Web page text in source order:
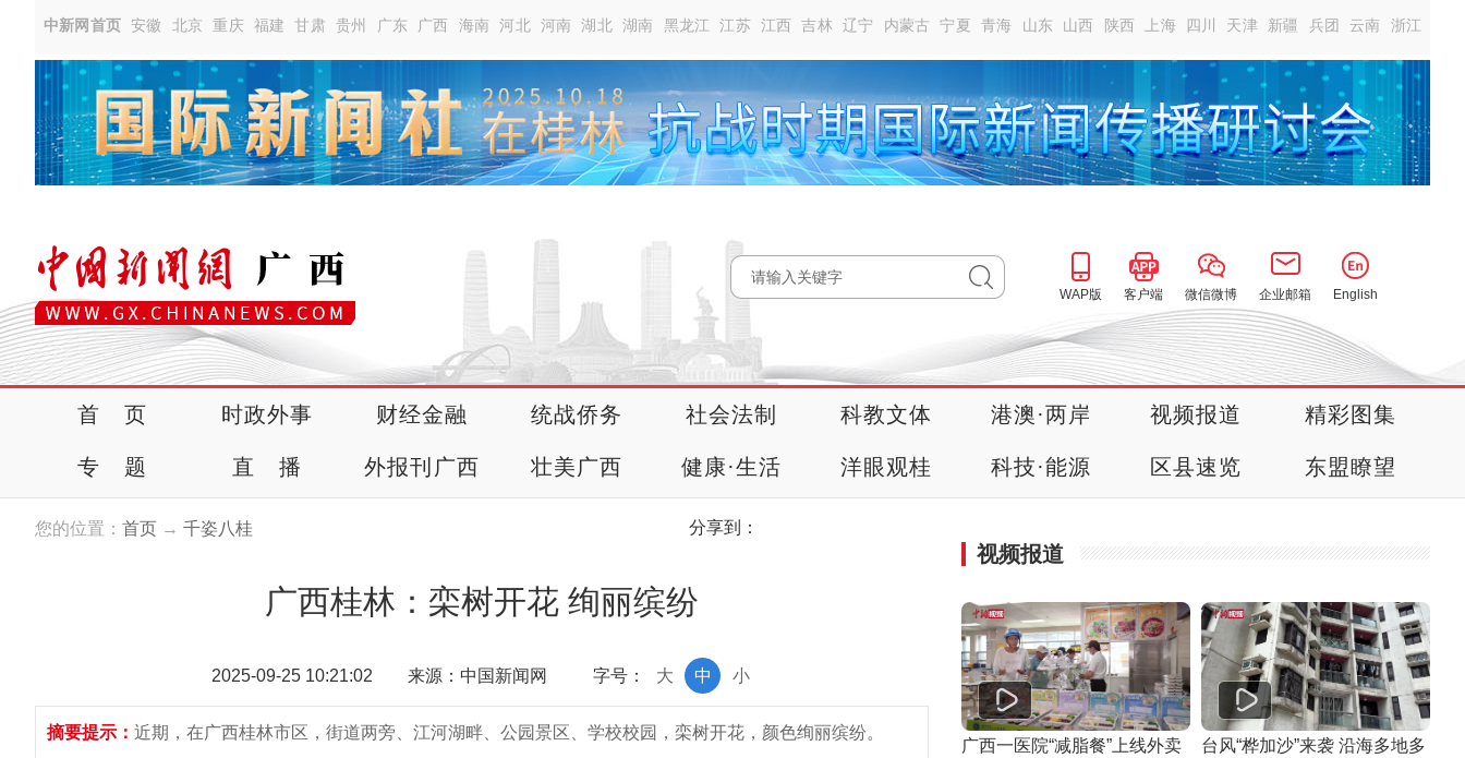
中新网首页 安徽 北京 重庆 福建 甘肃 贵州 广东 广西 海南 河北 河南 湖北 湖南 黑龙江 江苏 江西 吉林 辽宁 内蒙古 宁夏 青海 山东 山西 陕西 上海 四川 天津 新疆 兵团 云南 浙江
WAP版 客户端 微信微博 企业邮箱 English
首 页 时政外事 财经金融 统战侨务 社会法制 科教文体 港澳·两岸 视频报道 精彩图集
专 题 直 播 外报刊广西 壮美广西 健康·生活 洋眼观桂 科技·能源 区县速览 东盟瞭望
您的位置： 首页 → 千姿八桂 分享到：
广西桂林：栾树开花 绚丽缤纷
2025-09-25 10:21:02 来源：中国新闻网 字号： 小
中
大
摘要提示： 近期，在广西桂林市区，街道两旁、江河湖畔、公园景区、学校校园，栾树开花，颜色绚丽缤纷。
视频报道
广西一医院“减脂餐”上线外卖
台风“桦加沙”来袭 沿海多地多